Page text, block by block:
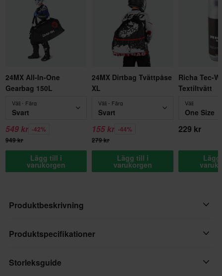
24MX All-In-One
Gearbag 150L
Välj - Färg
Svart
549 kr -42%
949 kr
Lägg till i
varukorgen
24MX Dirtbag Tvättpåse
XL
Välj - Färg
Svart
155 kr -44%
279 kr
Lägg till i
varukorgen
Richa Tec-
Textiltvätt
Välj
One Size
229 kr
Produktbeskrivning
Långärmad, lätt isolerad MTB-tröja.
långärmade värmetröjan Defend är lätt isolerad och tillverkad i
Produktspecifikationer
Varumärke
Storleksguide